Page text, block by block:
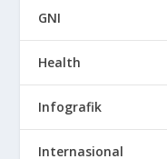
GNI
Health
Infografik
Internasional